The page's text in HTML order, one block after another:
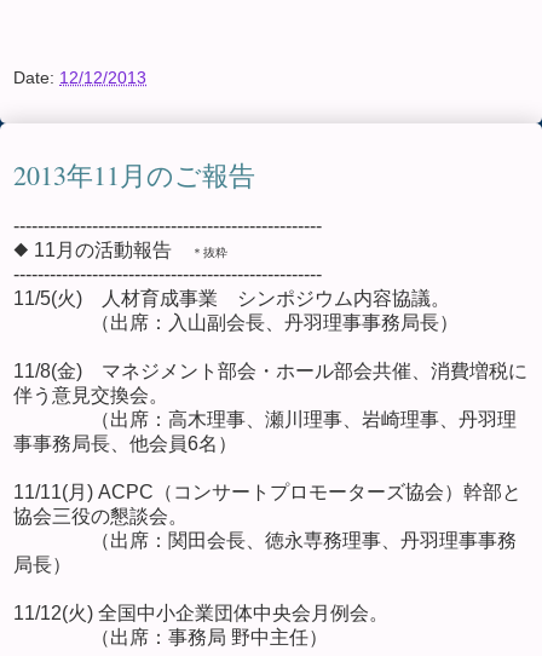
Date: 12/12/2013
2013年11月のご報告
---------------------------------------------------
◆ 11月の活動報告
＊抜粋
---------------------------------------------------
11/5(火) 人材育成事業 シンポジウム内容協議。
（出席：入山副会長、丹羽理事事務局長）
11/8(金) マネジメント部会・ホール部会共催、消費増税に
伴う意見交換会。
（出席：高木理事、瀬川理事、岩崎理事、丹羽理
事事務局長、他会員6名）
11/11(月) ACPC（コンサートプロモーターズ協会）幹部と
協会三役の懇談会。
（出席：関田会長、徳永専務理事、丹羽理事事務
局長）
11/12(火) 全国中小企業団体中央会月例会。
（出席：事務局 野中主任）